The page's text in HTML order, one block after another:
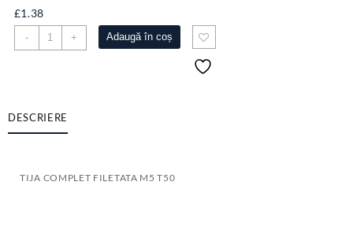
£1.38
-
Cantitate
TIJA
T50
+ Adaugă în coș
DESCRIERE
TIJA COMPLET FILETATA M5 T50